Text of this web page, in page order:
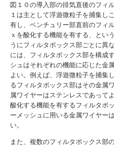
図１０の導入部の排気直後のフィ
１は主として浮遊微粒子を捕集し
有し、ベンチュリー部直前のフィ
ｘを酸化する機能を有する、とい
うにフィルタボックス部ごとに異
には、フィルタボックス部を構成
シュはそれぞれの機能に応じた金
よい。例えば、浮遊微粒子を捕集
るフィルタボックス部はその金属
属ワイヤーはステンレスであって
酸化する機能を有するフィルタボ
ーメッシュに用いる金属ワイヤー
い。
また、複数のフィルタボックス部